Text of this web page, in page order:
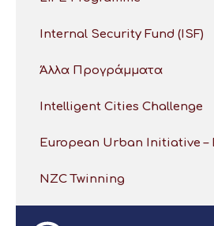
Internal Security Fund (ISF)
Άλλα Προγράμματα
Intelligent Cities Challenge
European Urban Initiative –
NZC Twinning